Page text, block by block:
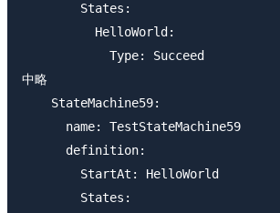
        States:
          HelloWorld:
            Type: Succeed
中略
    StateMachine59:
      name: TestStateMachine59
      definition:
        StartAt: HelloWorld
        States: